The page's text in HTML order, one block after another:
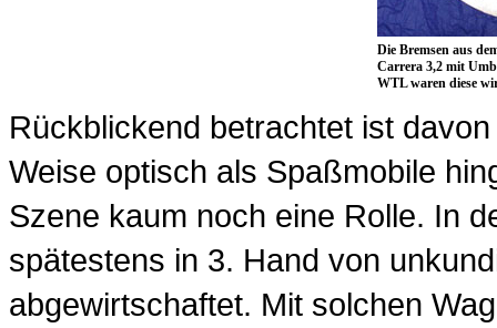
Die Bremsen aus
Carrera 3,2 mit
WTL waren diese
Rückblickend betrachtet ist
Weise optisch als Spaßmobile
Szene kaum noch eine Rolle. In
spätestens in 3. Hand von
abgewirtschaftet. Mit solchen